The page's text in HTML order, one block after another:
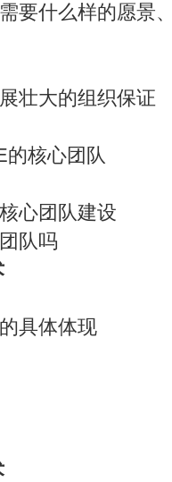
要什么样的愿景
壮大的组织保证
的核心团队
心团队建设
队吗
具体体现